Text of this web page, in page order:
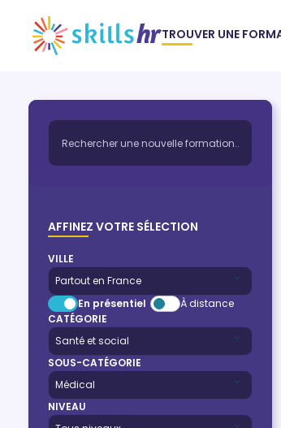
TROUVER UNE
AFFINEZ VOTRE SÉLECTION
VILLE
En présentiel
À distance
CATÉGORIE
SOUS-CATÉGORIE
NIVEAU